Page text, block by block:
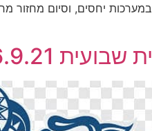
יחסים, וסיום מחזור
26.9.21